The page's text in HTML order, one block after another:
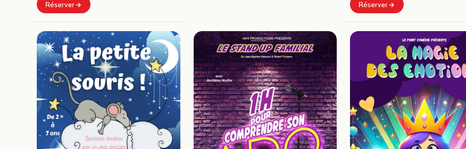
Réserver Réserver